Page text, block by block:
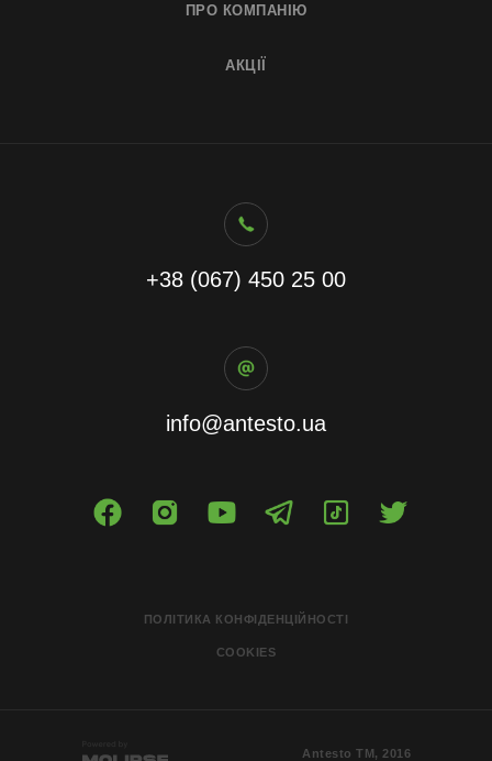
ПОЛІТИКА КОНФІДЕНЦІЙНОСТІ
COOKIES
info@antesto.ua
+38 (067) 450 25 00
АКЦІЇ
ПРО КОМПАНІЮ
Antesto ТМ, 2016